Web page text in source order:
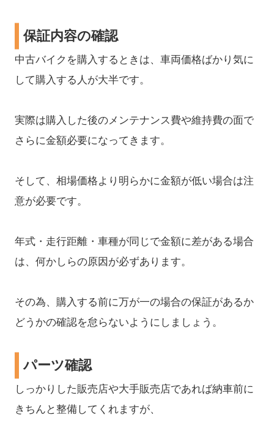
保証内容の確認
中古バイクを購入するときは、車両価格ばかり気に
して購入する人が大半です。
実際は購入した後のメンテナンス費や維持費の面で
さらに金額必要になってきます。
そして、相場価格より明らかに金額が低い場合は注
意が必要です。
年式・走行距離・車種が同じで金額に差がある場合
は、何かしらの原因が必ずあります。
その為、購入する前に万が一の場合の保証があるか
どうかの確認を怠らないようにしましょう。
パーツ確認
しっかりした販売店や大手販売店であれば納車前に
きちんと整備してくれますが、